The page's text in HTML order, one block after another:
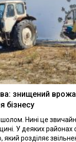
знищений
бізнесу
Нині це
У деяких районах
розділяє